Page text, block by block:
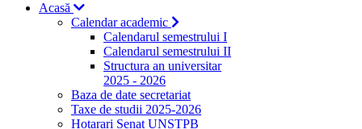
Acasă
Calendar academic
Calendarul semestrului I
Calendarul semestrului II
Structura an universitar
2025 - 2026
Baza de date secretariat
Taxe de studii 2025-2026
Hotarari Senat UNSTPB